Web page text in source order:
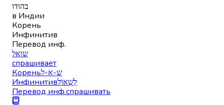
בהודו
в Индии
Корень
Инфинитив
Перевод инф.
שואל
спрашивает
Кореньש-א-ל
Инфинитивלִשְׁאוֹל
Перевод инф.спрашивать